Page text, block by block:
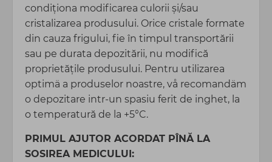
condiţiona modificarea culorii și/sau
cristalizarea produsului. Orice cristale formate
din cauza frigului, fie în timpul transportării
sau pe durata depozitării, nu modifică
proprietățile produsului. Pentru utilizarea
optimä a produselor noastre, vå recomandäm
o depozitare intr-un spasiu ferit de inghet, la
o temperatură de la +5°C.
PRIMUL AJUTOR ACORDAT PÎNĂ LA
SOSIREA MEDICULUI: